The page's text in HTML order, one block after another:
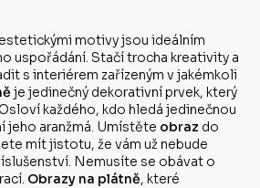
motivy jsou ideálním
uspořádání. Stačí trocha kreativity a
s interiérem zařízeným v jakémkoli
je jedinečný dekorativní prvek, který
každého, kdo hledá jedinečnou
jeho aranžmá. Umístěte obraz do
mít jistotu, že vám už nebude
Nemusíte se obávat o
Obrazy na plátně, které